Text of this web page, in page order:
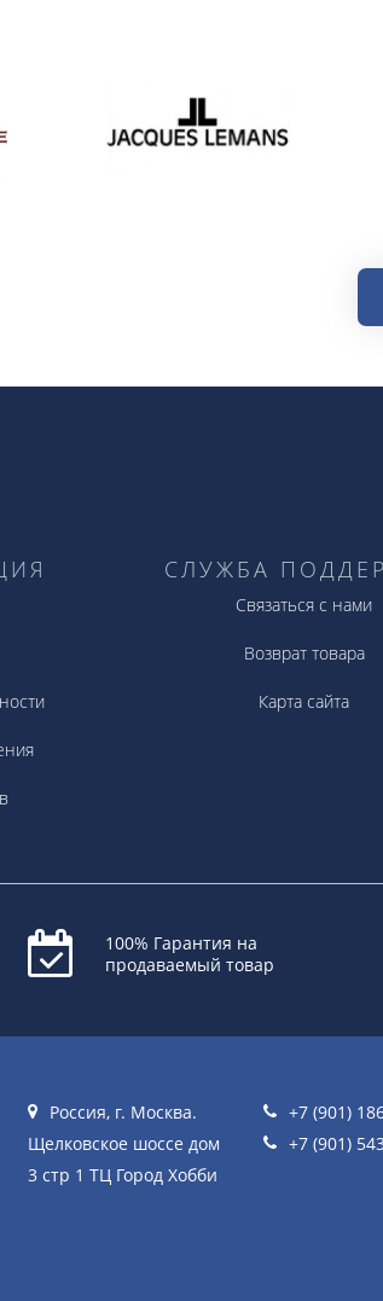
СЛУЖБА
Связаться с нами
Возврат товара
Карта сайта
100% Гарантия на
продаваемый товар
Россия, г. Москва.
Щелковское шоссе дом
3 стр 1 ТЦ Город Хобби
+7 (901)
+7 (901)